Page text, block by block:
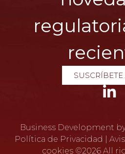
Business Development
Política de Privacidad
cookies ©2026 All